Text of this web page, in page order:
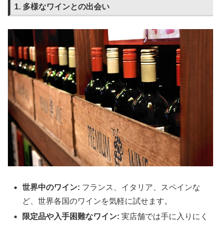
1. 多様なワインとの出会い
世界中のワイン: フランス、イタリア、スペインな
ど、世界各国のワインを気軽に試せます。
限定品や入手困難なワイン: 実店舗では手に入りにく